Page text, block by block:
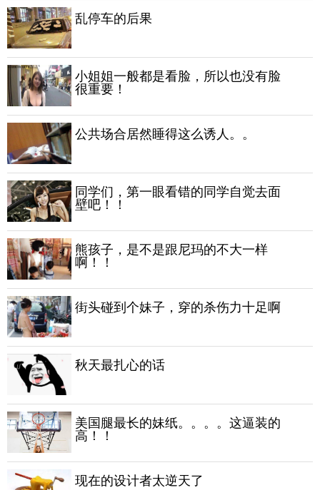
乱停车的后果
小姐姐一般都是看脸，所以也没有脸
很重要！
公共场合居然睡得这么诱人。。
同学们，第一眼看错的同学自觉去面
壁吧！！
熊孩子，是不是跟尼玛的不大一样
啊！！
街头碰到个妹子，穿的杀伤力十足啊
秋天最扎心的话
美国腿最长的妹纸。。。。这逼装的
高！！
现在的设计者太逆天了